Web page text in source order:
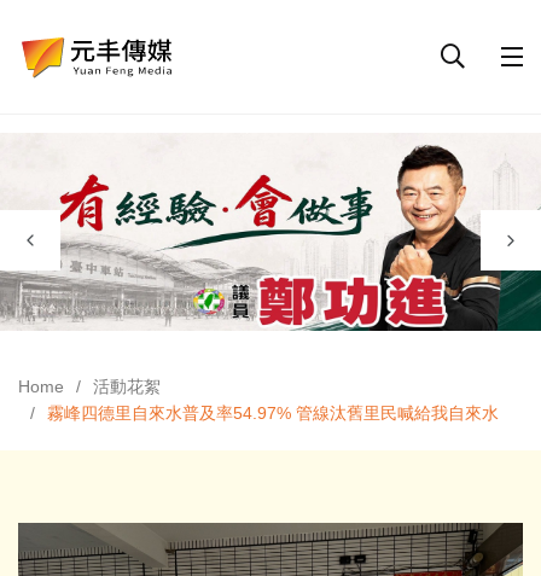
Home
活動花絮
霧峰四德里自來水普及率54.97% 管線汰舊里民喊給我自來水